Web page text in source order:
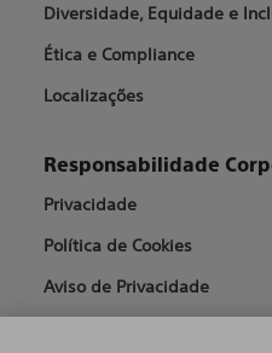
Diversidade, Equidade e
Ética e Compliance
Localizações
Responsabilidade
Privacidade
Política de Cookies
Aviso de Privacidade